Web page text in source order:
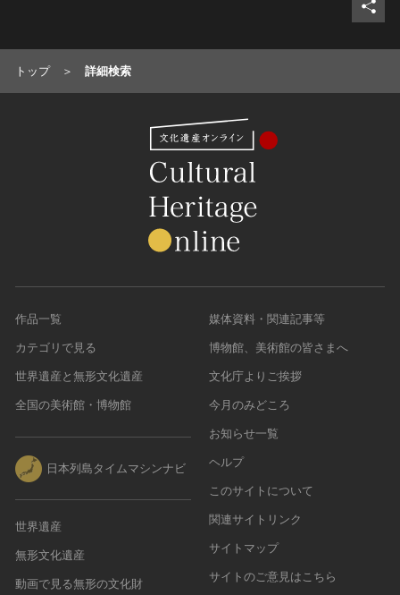
トップ 詳細検索
作品一覧
カテゴリで見る
世界遺産と無形文化遺産
全国の美術館・博物館
日本列島タイムマシンナビ
世界遺産
無形文化遺産
動画で見る無形の文化財
媒体資料・関連記事等
博物館、美術館の皆さまへ
文化庁よりご挨拶
今月のみどころ
お知らせ一覧
ヘルプ
このサイトについて
関連サイトリンク
サイトマップ
サイトのご意見はこちら